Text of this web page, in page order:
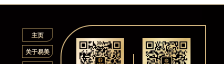
主页
关于易美